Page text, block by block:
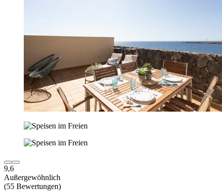
9,6
Außergewöhnlich
(55 Bewertungen)